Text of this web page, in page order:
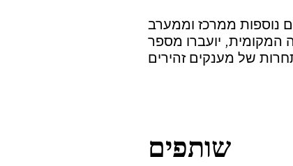
נוספות ממרכז וממערב
המקומית, יועברו מספר
של מענקים זהירים
שותפים